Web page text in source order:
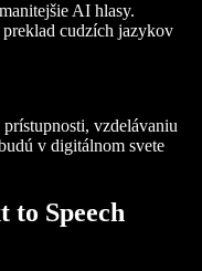
AI hlasy.
cudzích jazykov
vzdelávaniu
v digitálnom svete
to Speech